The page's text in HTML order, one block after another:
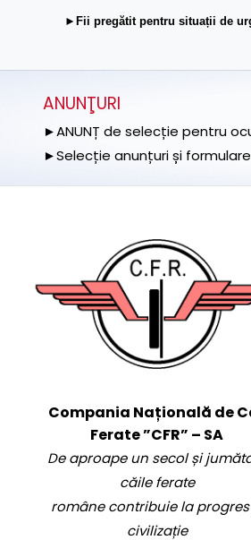
►Fii pregătit pentru situații de
ANUNŢURI
►ANUNȚ de selecție pentru
►Selecție anunțuri și
Compania Națională de
Ferate ”CFR” – SA
De aproape un secol și
căile ferate
române contribuie la progres
civilizație